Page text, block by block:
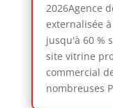
2026Agence
externalisée
jusqu'à 60 %
site vitrine
commercial
nombreuses